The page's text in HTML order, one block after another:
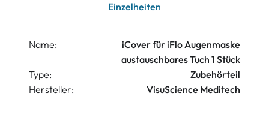
Einzelheiten
Name:
iCover für iFlo Augenmaske
austauschbares Tuch 1 Stück
Type:
Zubehörteil
Hersteller:
VisuScience Meditech